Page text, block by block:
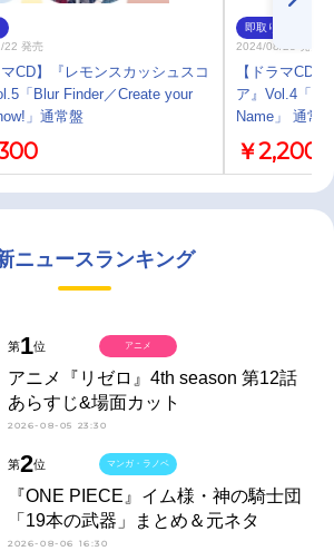
22 発売
マCD】『レモンスカッシュスコ
「Blur Finder／Create your
」通常盤
即取り
2024/08/28 発売
【ドラマCD
ア』Vol.4「
Name」 通常
￥2,200
ニュースランキング
第1位
アニメ『リゼロ』4th season 第12話
あらすじ&場面カット
2026-08-05 23:30
アニメ
第2位
『ONE PIECE』イム様・神の騎士団
「19本の武器」まとめ＆元ネタ
2026-08-06 16:30
マンガ・ラノベ